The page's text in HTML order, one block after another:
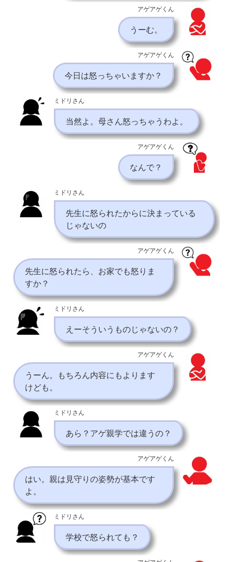
アゲアゲくん
うーむ。
アゲアゲくん
今日は怒っちゃいますか？
ミドリさん
当然よ。母さん怒っちゃうわよ。
アゲアゲくん
なんで？
ミドリさん
先生に怒られたからに決まっている
じゃないの
アゲアゲくん
先生に怒られたら、お家でも怒りま
すか？
ミドリさん
えーそういうものじゃないの？
アゲアゲくん
うーん。もちろん内容にもよります
けども。
ミドリさん
あら？アゲ親学では違うの？
アゲアゲくん
はい。親は見守りの姿勢が基本です
よ。
ミドリさん
学校で怒られても？